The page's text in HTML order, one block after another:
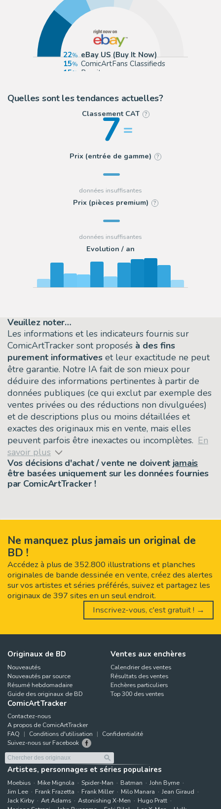
22
eBay US (Buy It Now)
15
ComicArtFans Classifieds
15
Romitaman
Quelles sont les tendances actuelles?
Classement CAT ?
7 =
Prix (entrée de gamme) ?
Prix (pièces premium) ?
Evolution / an
Veuillez noter…
Les informations et les indicateurs fournis sur
ComicArtTracker sont proposés à des fins
purement informatives et leur exactitude ne peut
être garantie. Notre IA fait de son mieux pour
déduire des informations pertinentes à partir de
données publiques (ce qui exclut par exemple des
ventes privées ou des réductions non divulguées)
et de descriptions plus ou moins détaillées et
exactes des originaux mis en vente, mais elles
peuvent parfois être inexactes ou incomplètes. En
savoir plus
Vos décisions d'achat / vente ne doivent jamais
être basées uniquement sur les données fournies
par ComicArtTracker !
Ne manquez plus jamais un original de
BD !
Accédez à plus de 352.800 illustrations et planches
originales de bande dessinée en vente, créez des alertes
sur vos artistes et séries préférés, suivez et partagez les
originaux de 397 sites en un seul endroit.
Inscrivez-vous, c'est gratuit ! →
Originaux de BD
Nouveautés
Nouveautés par source
Résumé hebdomadaire
Guide des originaux de BD
Ventes aux enchères
Calendrier des ventes
Résultats des ventes
Enchères particuliers
Top 300 des ventes
ComicArtTracker
Contactez-nous
A propos de ComicArtTracker
FAQ
Conditions d'utilisation
Confidentialité
Suivez-nous sur Facebook
Artistes, personnages et séries populaires
Moebius Mike Mignola Spider-Man Batman
John Byrne
Jim Lee
Frank Frazetta Frank Miller Milo Manara
Jean Giraud
Jack Kirby
Art Adams Astonishing X-Men
Hugo Pratt